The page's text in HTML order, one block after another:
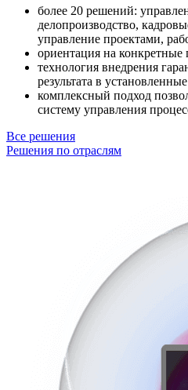
более 20 решений:
делопроизводство,
управление проектами,
ориентация на конкретные
технология внедрения
результата в
комплексный подход
систему управления
Все решения
Решения по отраслям